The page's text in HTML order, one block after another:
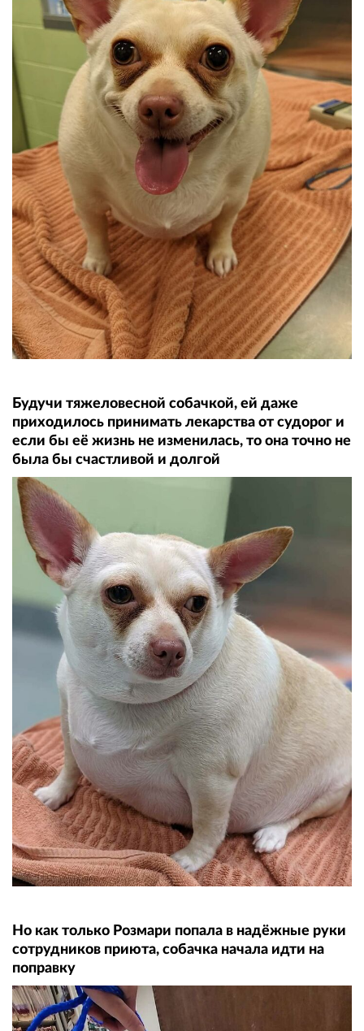
Будучи тяжеловесной собачкой, ей даже
приходилось принимать лекарства от судорог и
если бы её жизнь не изменилась, то она точно не
была бы счастливой и долгой
Но как только Розмари попала в надёжные руки
сотрудников приюта, собачка начала идти на
поправку